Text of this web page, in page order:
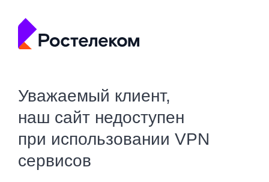
Уважаемый клиент,
наш сайт недоступен
при использовании VPN
сервисов